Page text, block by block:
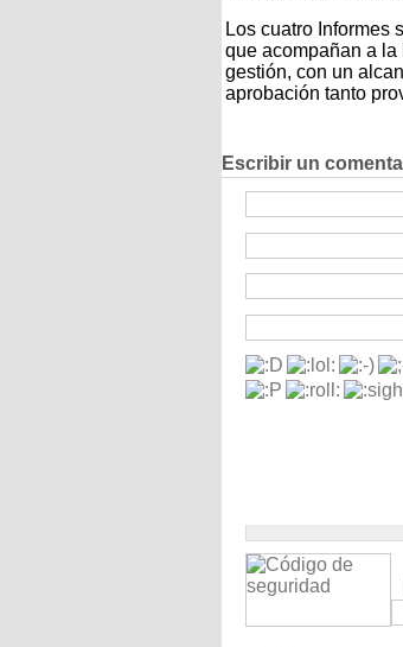
Los cuatro Informes
que acompañan a
gestión, con un
aprobación tanto
Escribir un